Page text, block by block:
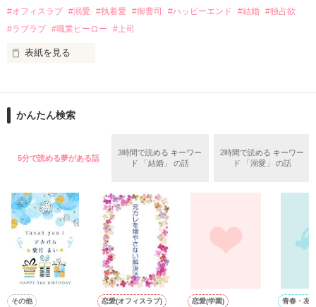
夏木美桜(なつきみお)
鳴海哲平 (なるみてっぺい)
2026.6.5～2026.7.25
＊以前、公開していた話の改稿版です＊
作品を読む
の関係となってしまい――？
#オフィスラブ #溺愛 #執着愛 #御曹司 #ハッピーエンド #結婚 #独占欲
#ラブラブ #職業ヒーロー #上司
表紙を見る
ションの企画戦略室で働いている。
めた、同期で恋人の石垣守（26）がいるのだが、後輩の姫原由
守と由羅から『便利屋雛子』と馬鹿にされ、一人こっそり泣い
た上、同居まで提案してきて──？
鷹哉『宜しくな、俺の雛子』🦅
雛子『俺の……ひぃ、雛子？！！！』🐥
シゴデキで冷徹な上司が見せる素顔は、なぜか想像以上に甘く
て……🐥💓🦅
かんたん検索
5分で読める夢がある話
3時間で読める キーワー
ド 「結婚」 の話
2時間で読める キーワー
ド 「溺愛」 の話
その他 恋愛(オフィスラブ) 恋愛(学園) 青春・友